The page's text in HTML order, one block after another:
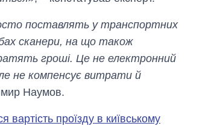
поставлять у транспортних
сканери, на що також
гроші. Це не електронний
не компенсує витрати й
Наумов.
вартість проїзду в київському